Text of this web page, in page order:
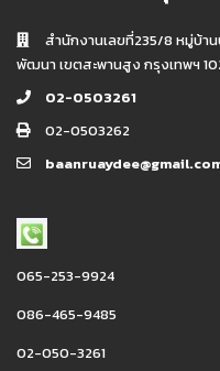
สำนักงานเลขที่235/8 หมู่บ้า
พัฒนา เขตสะพานสูง กรุงเทพฯ
02-0503261
02-0503262
065-253-9924
086-465-9485
02-050-3261